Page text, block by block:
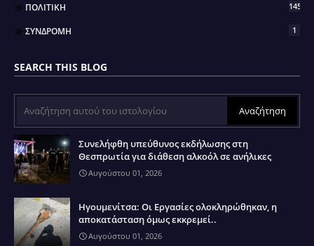
ΠΟΛΙΤΙΚΗ 145
ΣΥΝΔΡΟΜΗ 1
SEARCH THIS BLOG
Συνελήφθη υπεύθυνος εκδήλωσης στη
Θεσπρωτία για διάθεση αλκοόλ σε ανήλικες
Αυγούστου 01, 2026
Ηγουμενίτσα: Οι Εργασίες ολοκληρώθηκαν, η
αποκατάσταση όμως εκκρεμεί..
Αυγούστου 01, 2026